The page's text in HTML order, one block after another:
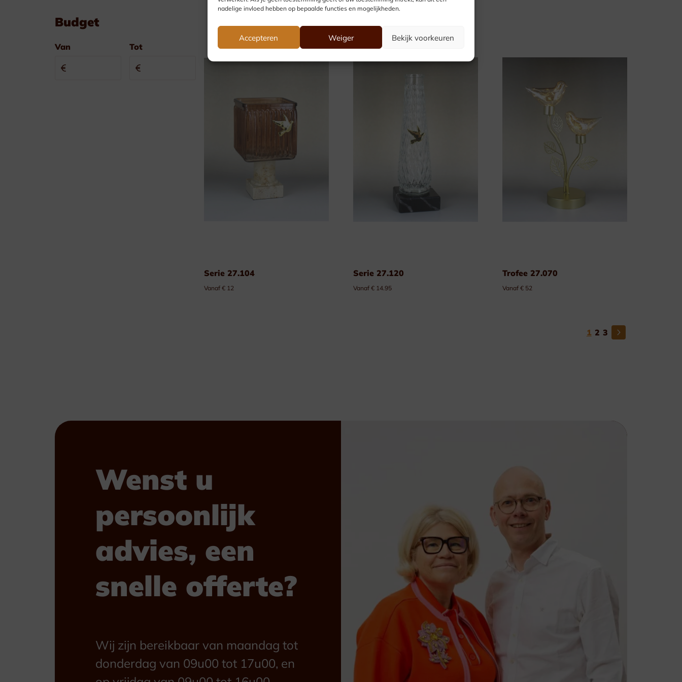
nadelige invloed hebben op bepaalde functies en mogelijkheden.
Accepteren Weiger Bekijk voorkeuren
Budget
Van Tot
Serie 27.104
Vanaf € 12
Serie 27.120
Vanaf € 14.95
Trofee 27.070
Vanaf € 52
1 2 3
Wenst u
persoonlijk
advies, een
snelle offerte?
Wij zijn bereikbaar van maandag tot
donderdag van 09u00 tot 17u00, en